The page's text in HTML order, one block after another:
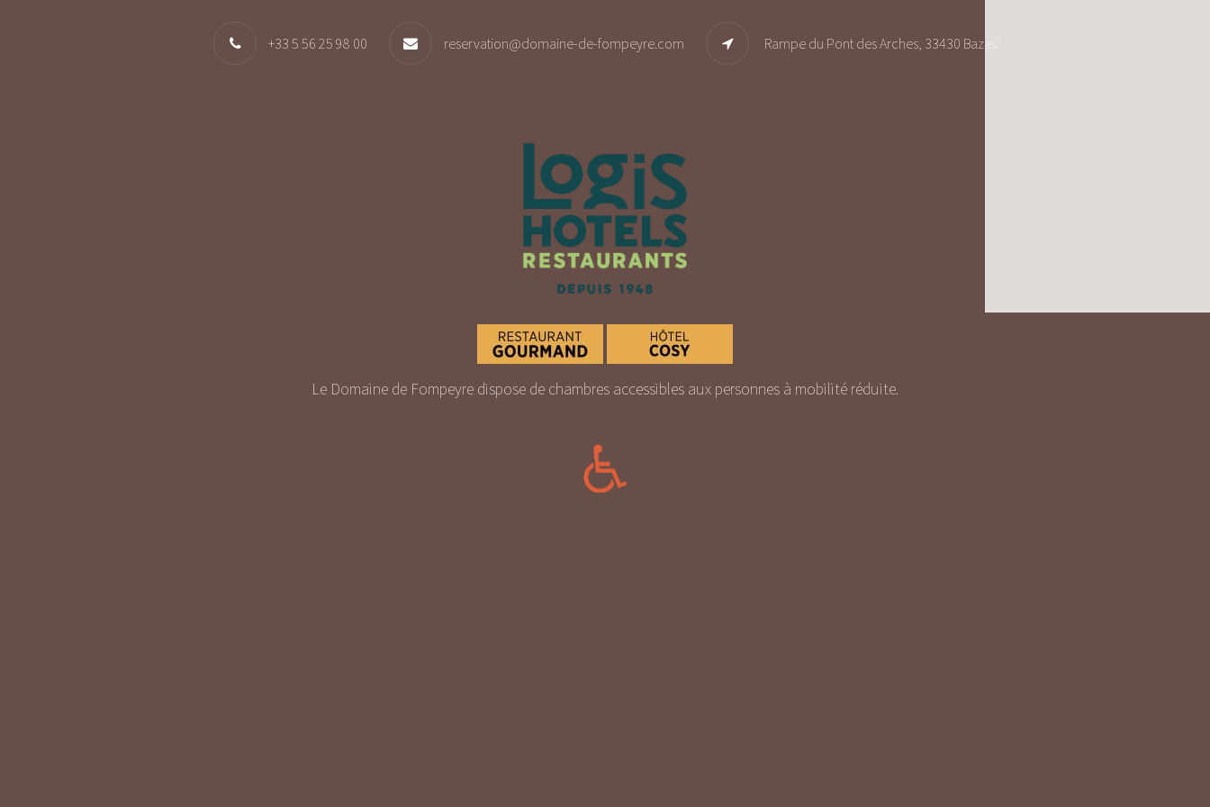
+33 5 56 25 98 00 reservation@domaine-de-fompeyre.com Rampe du Pont des Arches, 33430 Bazas
Le Domaine de Fompeyre dispose de chambres accessibles aux personnes à mobilité réduite.